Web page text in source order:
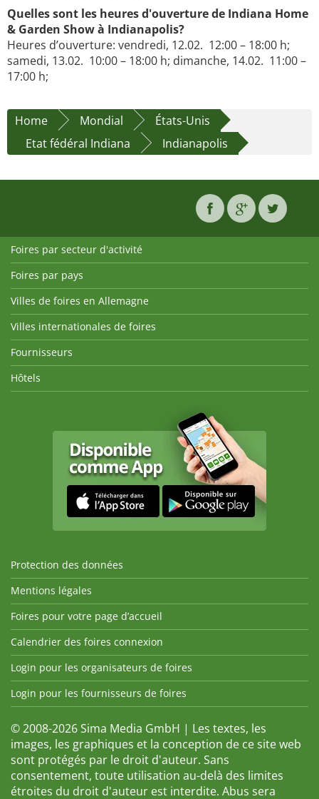
Quelles sont les heures d'ouverture de Indiana Home
& Garden Show à Indianapolis?
Heures d’ouverture: vendredi, 12.02. 12:00 – 18:00 h;
samedi, 13.02. 10:00 – 18:00 h; dimanche, 14.02. 11:00 –
17:00 h;
Home Mondial
États-Unis
Etat fédéral Indiana
Indianapolis
Foires par secteur d'activité
Foires par pays
Villes de foires en Allemagne
Villes internationales de foires
Fournisseurs
Hôtels
Protection des données
Mentions légales
Foires pour votre page d’accueil
Calendrier des foires connexion
Login pour les organisateurs de foires
Login pour les fournisseurs de foires
© 2008-2026 Sima Media GmbH | Les textes, les
images, les graphiques et la conception de ce site web
sont protégés par le droit d'auteur. Sans
consentement, toute utilisation au-delà des limites
étroites du droit d'auteur est interdite. Abus sera